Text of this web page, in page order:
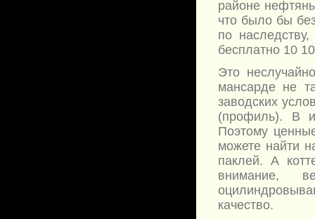
районе
что было бы
по
бесплатно 10
Это
мансарде не
заводских
(профиль). В
Поэтому
можете найти
паклей. А
внимание,
качество.